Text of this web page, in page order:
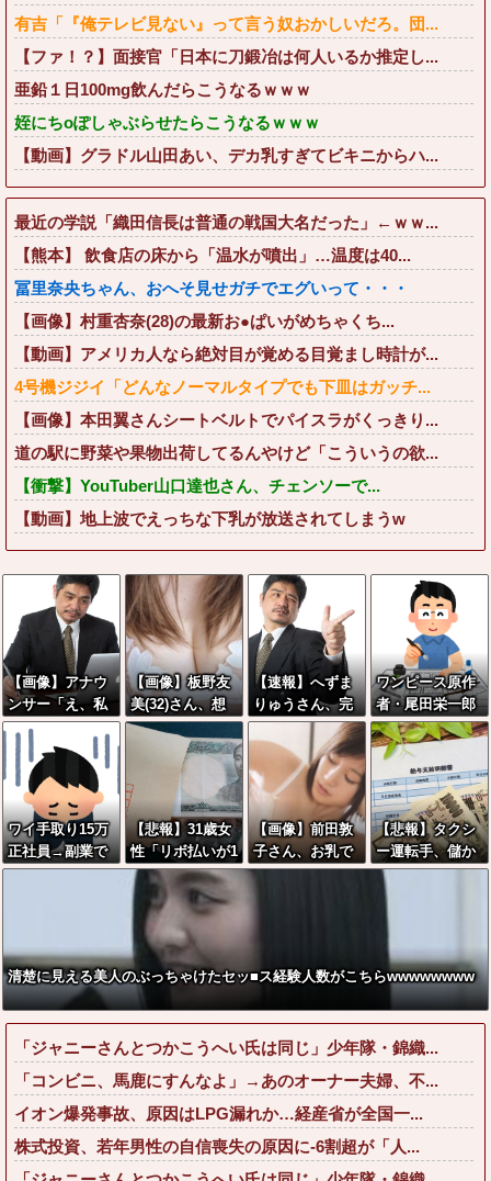
有吉「『俺テレビ見ない』って言う奴おかしいだろ。団...
【ファ！？】面接官「日本に刀鍛冶は何人いるか推定し...
亜鉛１日100mg飲んだらこうなるｗｗｗ
姪にちoぽしゃぶらせたらこうなるｗｗｗ
【動画】グラドル山田あい、デカ乳すぎてビキニからハ...
最近の学説「織田信長は普通の戦国大名だった」←ｗｗ...
【熊本】 飲食店の床から「温水が噴出」…温度は40...
冨里奈央ちゃん、おへそ見せガチでエグいって・・・
【画像】村重杏奈(28)の最新お●ぱいがめちゃくち...
【動画】アメリカ人なら絶対目が覚める目覚まし時計が...
4号機ジジイ「どんなノーマルタイプでも下皿はガッチ...
【画像】本田翼さんシートベルトでパイスラがくっきり...
道の駅に野菜や果物出荷してるんやけど「こういうの欲...
【衝撃】YouTuber山口達也さん、チェンソーで...
【動画】地上波でえっちな下乳が放送されてしまうw
【画像】アナウ
ンサー「え、私
がスピードスケ
ートのピチピチ
ユニフォーム着
るんですか…？ﾑ
ﾁｨ！！」←これ
はお前らに刺さ
るやろw w w w
【画像】板野友
美(32)さん、想
像以上にデカい
乳をしてしまう
【速報】へずま
りゅうさん、完
全に聖人の顔へ
←これw w w w
w w w w
ワンピース原作
者・尾田栄一郎
が描いた担当編
集の似顔絵「ム
ダに東大卒」
ワイ手取り15万
正社員→副業で
ウーバーやって
【悲報】31歳女
性「リボ払いが1
0年たっても終わ
りません」←こ
れw w w w w w
【画像】前田敦
子さん、お乳で
男の子をパイズ
【悲報】タクシ
ー運転手、儲か
りまくることが
判明してしまう
清楚に見える美人のぶっちゃけたセッ■ス経験人数がこちらwwwwwwww
「ジャニーさんとつかこうへい氏は同じ」少年隊・錦織...
「コンビニ、馬鹿にすんなよ」→あのオーナー夫婦、不...
イオン爆発事故、原因はLPG漏れか…経産省が全国一...
株式投資、若年男性の自信喪失の原因に-6割超が「人...